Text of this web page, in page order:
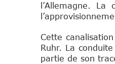
l’Allemagne.
Cette
Ruhr. La
partie de son